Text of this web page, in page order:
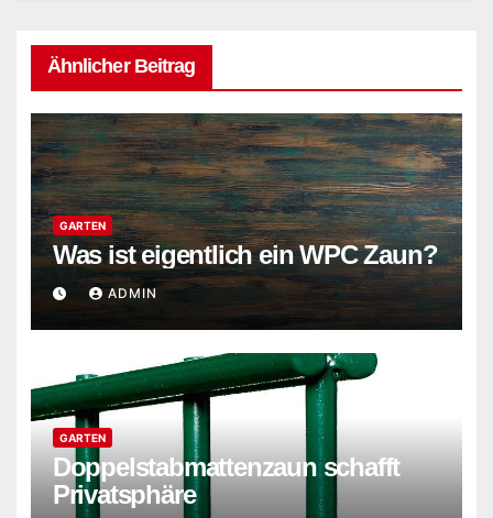
Ähnlicher Beitrag
GARTEN
Was ist eigentlich ein WPC Zaun?
ADMIN
GARTEN
Doppelstabmattenzaun schafft
Privatsphäre